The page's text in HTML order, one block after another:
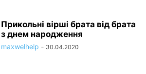
Прикольні вірші брата від брата
з днем народження
maxwelhelp - 30.04.2020